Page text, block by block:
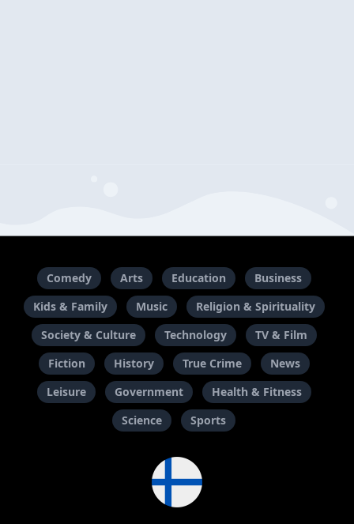
Comedy Arts Education
Business
Kids & Family
Music
Religion & Spirituality
Society & Culture
Technology
TV & Film
Fiction
History True Crime
News
Leisure
Government
Health & Fitness
Science
Sports